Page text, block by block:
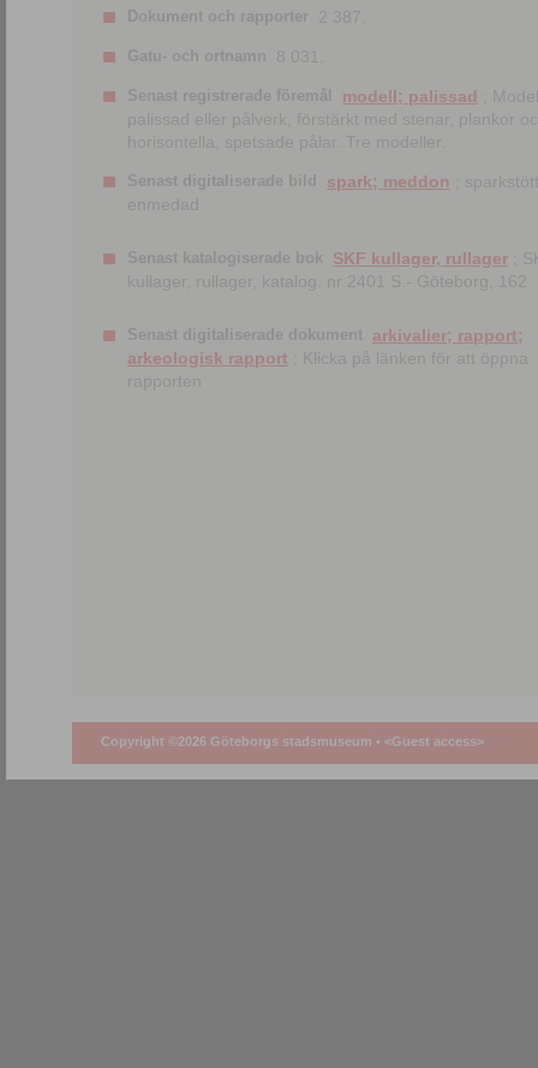
Dokument och rapporter 2 387.
Gatu- och ortnamn 8 031.
Senast registrerade föremål modell; palissad
;
palissad eller pålverk, förstärkt med stenar, plankor
horisontella, spetsade pålar. Tre modeller.
Senast digitaliserade bild spark; meddon ;
enmedad
Senast katalogiserade bok SKF kullager, rullager ;
kullager, rullager, katalog. nr 2401 S.- Göteborg, 162
Senast digitaliserade dokument arkivalier; rapport;
arkeologisk rapport ; Klicka på länken för att öppna
rapporten
Copyright ©2026 Göteborgs stadsmuseum • <Guest access>